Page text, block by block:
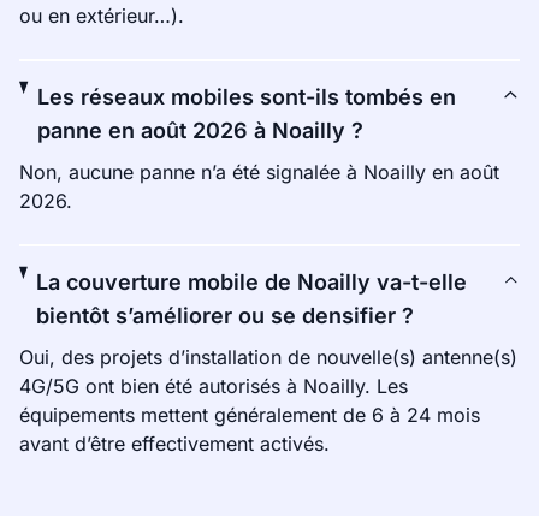
ou en extérieur…).
Les réseaux mobiles sont-ils tombés en
panne en août 2026 à Noailly ?
Non, aucune panne n’a été signalée à Noailly en août
2026.
La couverture mobile de Noailly va-t-elle
bientôt s’améliorer ou se densifier ?
Oui, des projets d’installation de nouvelle(s) antenne(s)
4G/5G ont bien été autorisés à Noailly. Les
équipements mettent généralement de 6 à 24 mois
avant d’être effectivement activés.